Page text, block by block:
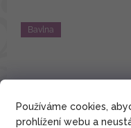
Používáme cookies,
prohlížení webu a
Bavlna